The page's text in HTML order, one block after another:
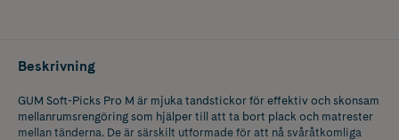
Beskrivning
GUM Soft-Picks Pro M är mjuka tandstickor för effektiv och skonsam
mellanrumsrengöring som hjälper till att ta bort plack och matrester
mellan tänderna. De är särskilt utformade för att nå svåråtkomliga